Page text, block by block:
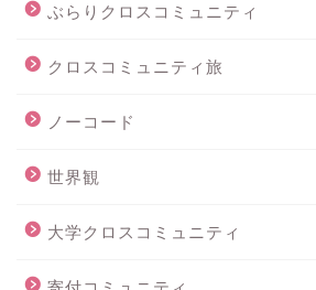
ぶらりクロスコミュニティ
クロスコミュニティ旅
ノーコード
世界観
大学クロスコミュニティ